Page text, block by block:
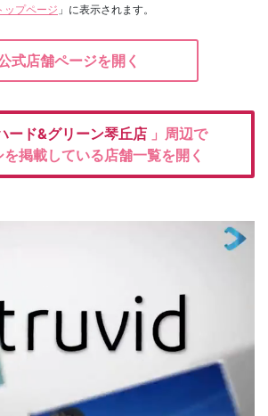
ップページ 」に表示されます。
式店舗ページを開く
ード&グリーン琴丘店 」周辺で
掲載している店舗一覧を開く